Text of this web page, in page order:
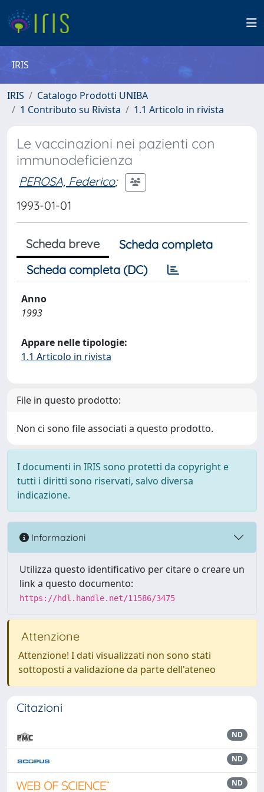
IRIS
IRIS
Catalogo Prodotti UNIBA
1 Contributo su Rivista
1.1 Articolo in rivista
Le vaccinazioni nei pazienti con
immunodeficienza
PEROSA, Federico;
1993-01-01
Scheda breve
Scheda completa
Scheda completa (DC)
Anno
1993
Appare nelle tipologie:
1.1 Articolo in rivista
File in questo prodotto:
Non ci sono file associati a questo prodotto.
I documenti in IRIS sono protetti da copyright e
tutti i diritti sono riservati, salvo diversa
indicazione.
Informazioni
Utilizza questo identificativo per citare o creare un
link a questo documento:
https://hdl.handle.net/11586/3475
Attenzione
Attenzione! I dati visualizzati non sono stati
sottoposti a validazione da parte dell'ateneo
Citazioni
ND
ND
ND